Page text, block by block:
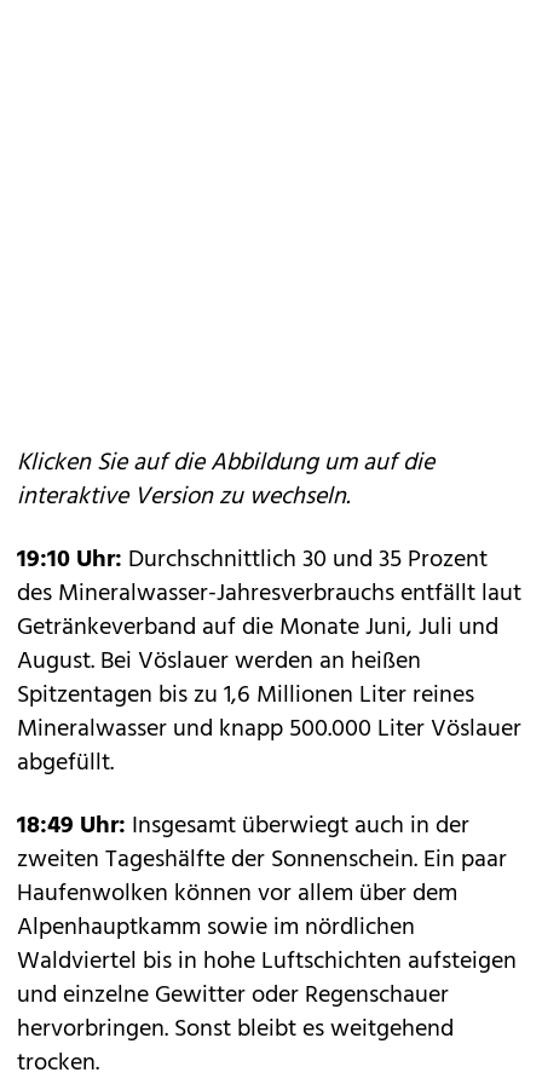
Klicken Sie auf die Abbildung um auf die
interaktive Version zu wechseln.
19:10 Uhr: Durchschnittlich 30 und 35 Prozent
des Mineralwasser-Jahresverbrauchs entfällt laut
Getränkeverband auf die Monate Juni, Juli und
August. Bei Vöslauer werden an heißen
Spitzentagen bis zu 1,6 Millionen Liter reines
Mineralwasser und knapp 500.000 Liter Vöslauer
abgefüllt.
18:49 Uhr: Insgesamt überwiegt auch in der
zweiten Tageshälfte der Sonnenschein. Ein paar
Haufenwolken können vor allem über dem
Alpenhauptkamm sowie im nördlichen
Waldviertel bis in hohe Luftschichten aufsteigen
und einzelne Gewitter oder Regenschauer
hervorbringen. Sonst bleibt es weitgehend
trocken.